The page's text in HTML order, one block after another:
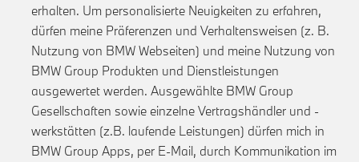
erhalten. Um personalisierte Neuigkeiten zu erfahren,
dürfen meine Präferenzen und Verhaltensweisen (z. B.
Nutzung von BMW Webseiten) und meine Nutzung von
BMW Group Produkten und Dienstleistungen
ausgewertet werden. Ausgewählte BMW Group
Gesellschaften sowie einzelne Vertragshändler und -
werkstätten (z.B. laufende Leistungen) dürfen mich in
BMW Group Apps, per E-Mail, durch Kommunikation im